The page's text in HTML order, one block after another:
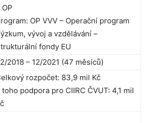
OP
OP VVV – Operační program
vývoj a vzdělávání –
fondy EU
2018 – 12/2021 (47 měsíců)
rozpočet: 83,9 mil Kč
toho podpora pro CIIRC ČVUT: 4,1 mil